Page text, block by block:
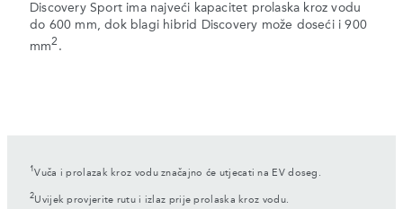
Discovery Sport ima najveći kapacitet prolaska kroz vodu
do 600 mm, dok blagi hibrid Discovery može doseći i 900
mm2 .
1Vuča i prolazak kroz vodu značajno će utjecati na EV doseg.
2Uvijek provjerite rutu i izlaz prije prolaska kroz vodu.